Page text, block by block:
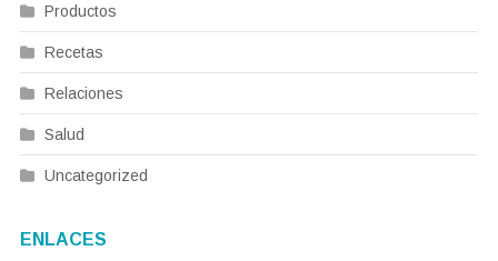
Productos
Recetas
Relaciones
Salud
Uncategorized
ENLACES